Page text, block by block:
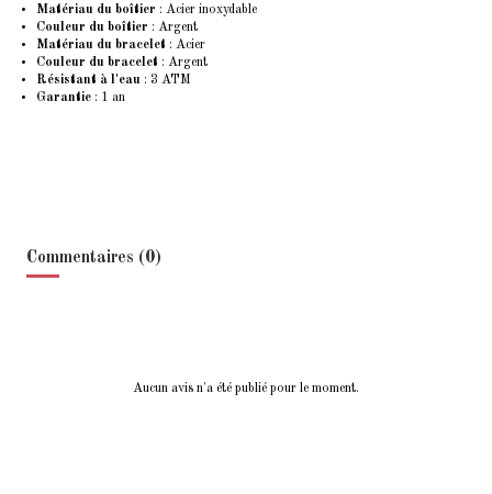
Matériau du boîtier : Acier inoxydable
Couleur du boîtier : Argent
Matériau du bracelet : Acier
Couleur du bracelet : Argent
Résistant à l'eau : 3 ATM
Garantie : 1 an
Commentaires (0)
Aucun avis n'a été publié pour le moment.